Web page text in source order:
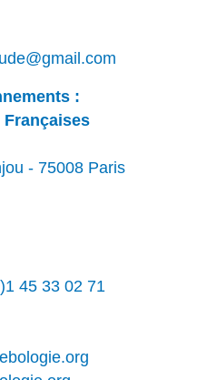
:
- 75008 Paris
45 33 02 71